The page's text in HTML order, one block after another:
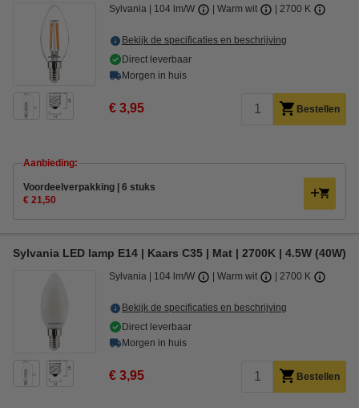
Sylvania 104 lm/W Warm wit 2700 K
Bekijk de specificaties en beschrijving
Direct leverbaar
Morgen in huis
€ 3,95 Bestellen
Aanbieding:
Voordeelverpakking | 6 stuks
€ 21,50
Sylvania LED lamp E14 | Kaars C35 | Mat | 2700K | 4.5W (40W)
Sylvania 104 lm/W Warm wit 2700 K
Bekijk de specificaties en beschrijving
Direct leverbaar
Morgen in huis
€ 3,95 Bestellen